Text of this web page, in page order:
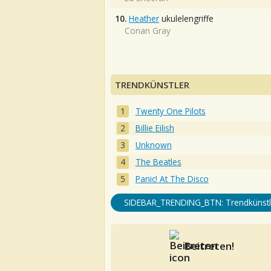
10. Heather ukulelengriffe
Conan Gray
TRENDKÜNSTLER
Twenty One Pilots
Billie Eilish
Unknown
The Beatles
Panic! At The Disco
SIDEBAR_TRENDING_BTN:
Beitreten!